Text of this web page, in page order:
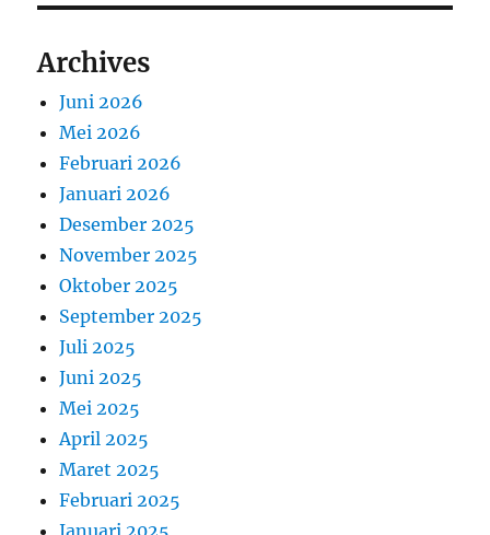
Archives
Juni 2026
Mei 2026
Februari 2026
Januari 2026
Desember 2025
November 2025
Oktober 2025
September 2025
Juli 2025
Juni 2025
Mei 2025
April 2025
Maret 2025
Februari 2025
Januari 2025